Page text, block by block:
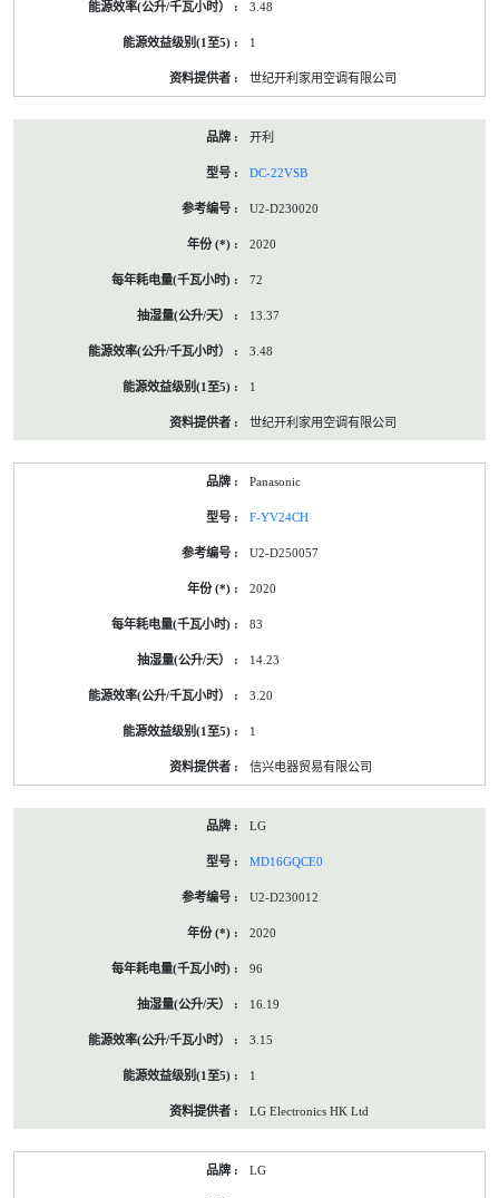
3.48
1
世纪开利家用空调有限公司
开利
DC-22VSB
U2-D230020
2020
72
13.37
3.48
1
世纪开利家用空调有限公司
Panasonic
F-YV24CH
U2-D250057
2020
83
14.23
3.20
1
信兴电器贸易有限公司
LG
MD16GQCE0
U2-D230012
2020
96
16.19
3.15
1
LG Electronics HK Ltd
LG